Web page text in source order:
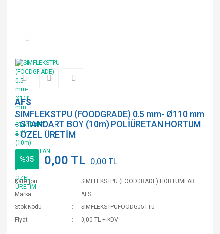
AFS
SIMFLEKSTPU (FOODGRADE) 0.5 mm- Ø110 mm
- STANDART BOY (10m) POLİÜRETAN HORTUM
- ÖZEL ÜRETİM
%35 0,00 TL 0,00 TL
Kategori
SIMFLEKSTPU (FOODGRADE) HORTUMLAR
Marka
AFS
Stok Kodu
SIMFLEKSTPUFOODG05110
Fiyat
0,00 TL + KDV